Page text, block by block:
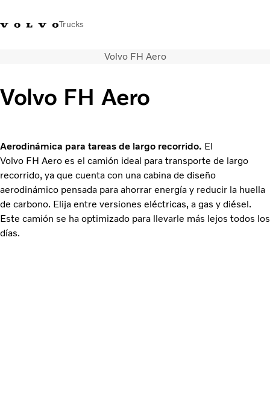
Trucks
Servicios
Acerca de nosotros
Contacto
Cada gota cuenta
Truck Builder
Volvo FH Aero
Volvo FH Aero
Aerodinámica para tareas de largo recorrido. El
Volvo FH Aero es el camión ideal para transporte de largo
recorrido, ya que cuenta con una cabina de diseño
aerodinámico pensada para ahorrar energía y reducir la huella
de carbono. Elija entre versiones eléctricas, a gas y diésel.
Este camión se ha optimizado para llevarle más lejos todos los
días.